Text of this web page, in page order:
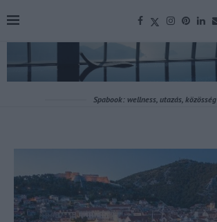
Spabook: wellness, utazás, közösség